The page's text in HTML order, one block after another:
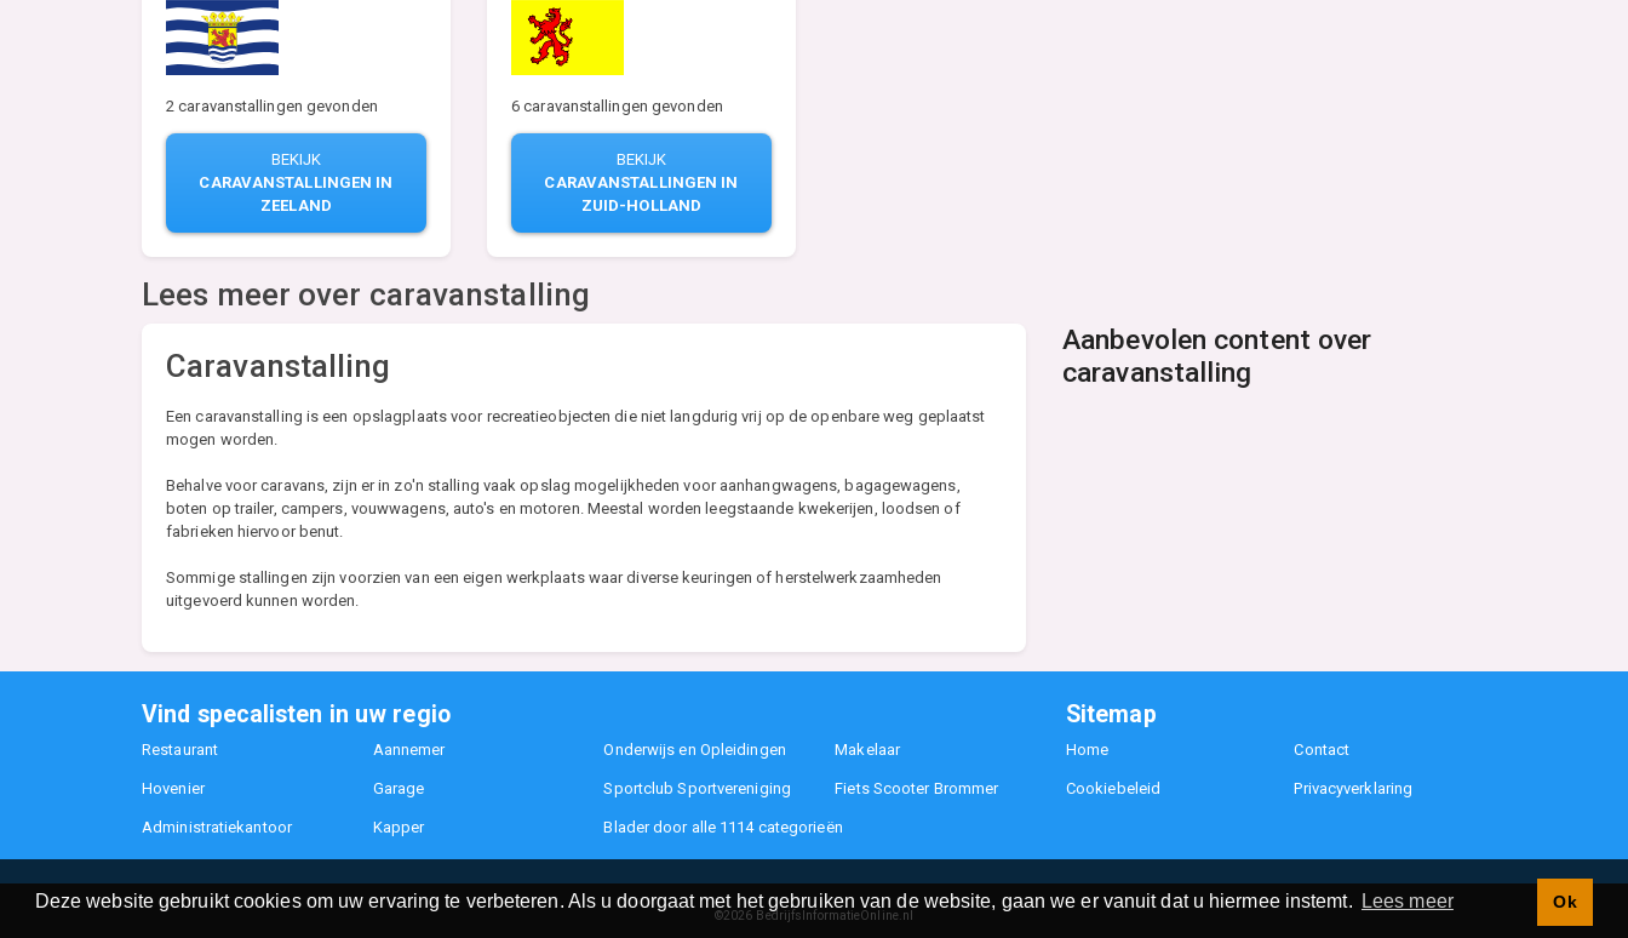
Deze website gebruikt cookies om uw ervaring te verbeteren. Als u doorgaat met het gebruiken van de website, gaan we er vanuit dat u hiermee instemt. Lees meer Ok
2 caravanstallingen gevonden
BEKIJK
CARAVANSTALLINGEN IN
ZEELAND
6 caravanstallingen gevonden
BEKIJK
CARAVANSTALLINGEN IN
ZUID-HOLLAND
Lees meer over caravanstalling
Caravanstalling
Een caravanstalling is een opslagplaats voor recreatieobjecten die niet langdurig vrij op de openbare weg geplaatst
mogen worden.
Behalve voor caravans, zijn er in zo'n stalling vaak opslag mogelijkheden voor aanhangwagens, bagagewagens,
boten op trailer, campers, vouwwagens, auto's en motoren. Meestal worden leegstaande kwekerijen, loodsen of
fabrieken hiervoor benut.
Sommige stallingen zijn voorzien van een eigen werkplaats waar diverse keuringen of herstelwerkzaamheden
uitgevoerd kunnen worden.
Aanbevolen content over
caravanstalling
Vind specalisten in uw regio
Restaurant Aannemer Onderwijs en Opleidingen Makelaar
Hovenier Garage Sportclub Sportvereniging Fiets Scooter Brommer
Administratiekantoor Kapper Blader door alle 1114 categorieën
Sitemap
Home Contact
Cookiebeleid Privacyverklaring
©2026 BedrijfsInformatieOnline.nl